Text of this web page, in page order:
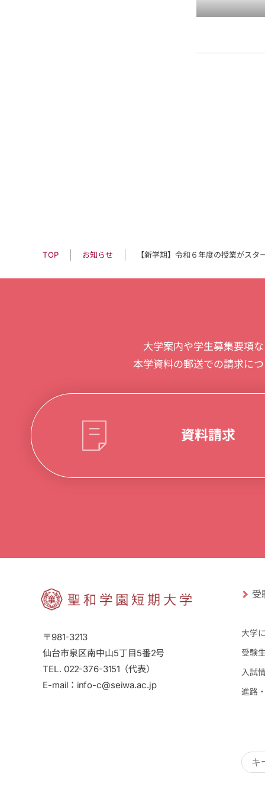
TOP お知らせ 【新学期】令和６年度の授業がス
大学案内や学生募集要項
本学資料の郵送での請求に
資料請求
〒981-3213
仙台市泉区南中山5丁目5番2号
TEL. 022-376-3151（代表）
E-mail：info-c@seiwa.ac.jp
受
大学
受験
入試
進路